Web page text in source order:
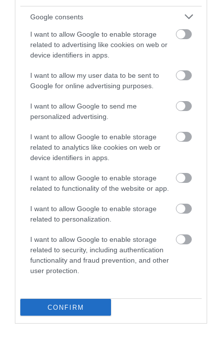
Google consents
I want to allow Google to enable storage
related to advertising like cookies on web or
device identifiers in apps.
I want to allow my user data to be sent to
Google for online advertising purposes.
I want to allow Google to send me
personalized advertising.
I want to allow Google to enable storage
related to analytics like cookies on web or
device identifiers in apps.
I want to allow Google to enable storage
related to functionality of the website or app.
I want to allow Google to enable storage
related to personalization.
I want to allow Google to enable storage
related to security, including authentication
functionality and fraud prevention, and other
user protection.
CONFIRM
A modern filmtörténet során rengeteg
újrafeldolgozás készült már, ezek közül
viszont csak néhánynak sikerült emelnie
az eredeti anyag színvonalán. Jóval
alulmúlja a hozzá fűzött várakozásokat –
sokszor olyannyira, hogy a legtöbben a
4 filmfeldolgozás, ami sokkal
rosszabbul sikerült az…
HAMU ÉS GYÉMÁNT